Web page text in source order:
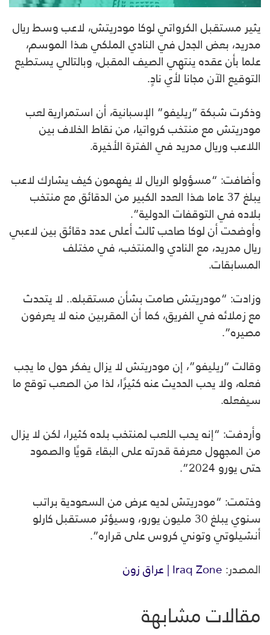
يثير مستقبل الكرواتي لوكا مودريتش، لاعب وسط ريال
مدريد، بعض الجدل في النادي الملكي هذا الموسم،
علما بأن عقده ينتهي الصيف المقبل، وبالتالي يستطيع
التوقيع الآن مجانا لأي نادٍ.
وذكرت شبكة “ريليفو” الإسبانية، أن استمرارية لعب
مودريتش مع منتخب كرواتيا، من نقاط الخلاف بين
اللاعب وريال مدريد في الفترة الأخيرة.
وأضافت: “مسؤولو الريال لا يفهمون كيف يشارك لاعب
يبلغ 37 عاما هذا العدد الكبير من الدقائق مع منتخب
بلاده في التوقفات الدولية”.
وأوضحت أن لوكا صاحب ثالث أعلى عدد دقائق بين لاعبي
ريال مدريد، مع النادي والمنتخب، في مختلف
المسابقات.
وزادت: “مودريتش صامت بشأن مستقبله.. لا يتحدث
مع زملائه في الفريق، كما أن المقربين منه لا يعرفون
مصيره”.
وقالت “ريليفو”، إن مودريتش لا يزال يفكر حول ما يجب
فعله، ولا يحب الحديث عنه كثيرًا، لذا من الصعب توقع ما
سيفعله.
وأردفت: “إنه يحب اللعب لمنتخب بلده كثيرا، لكن لا يزال
من المجهول معرفة قدرته على البقاء قويًا والصمود
حتى يورو 2024”.
وختمت: “مودريتش لديه عرض من السعودية براتب
سنوي يبلغ 30 مليون يورو، وسيؤثر مستقبل كارلو
أنشيلوتي وتوني كروس على قراره”.
المصدر:Iraq Zone | عراق زون
مقالات مشابهة